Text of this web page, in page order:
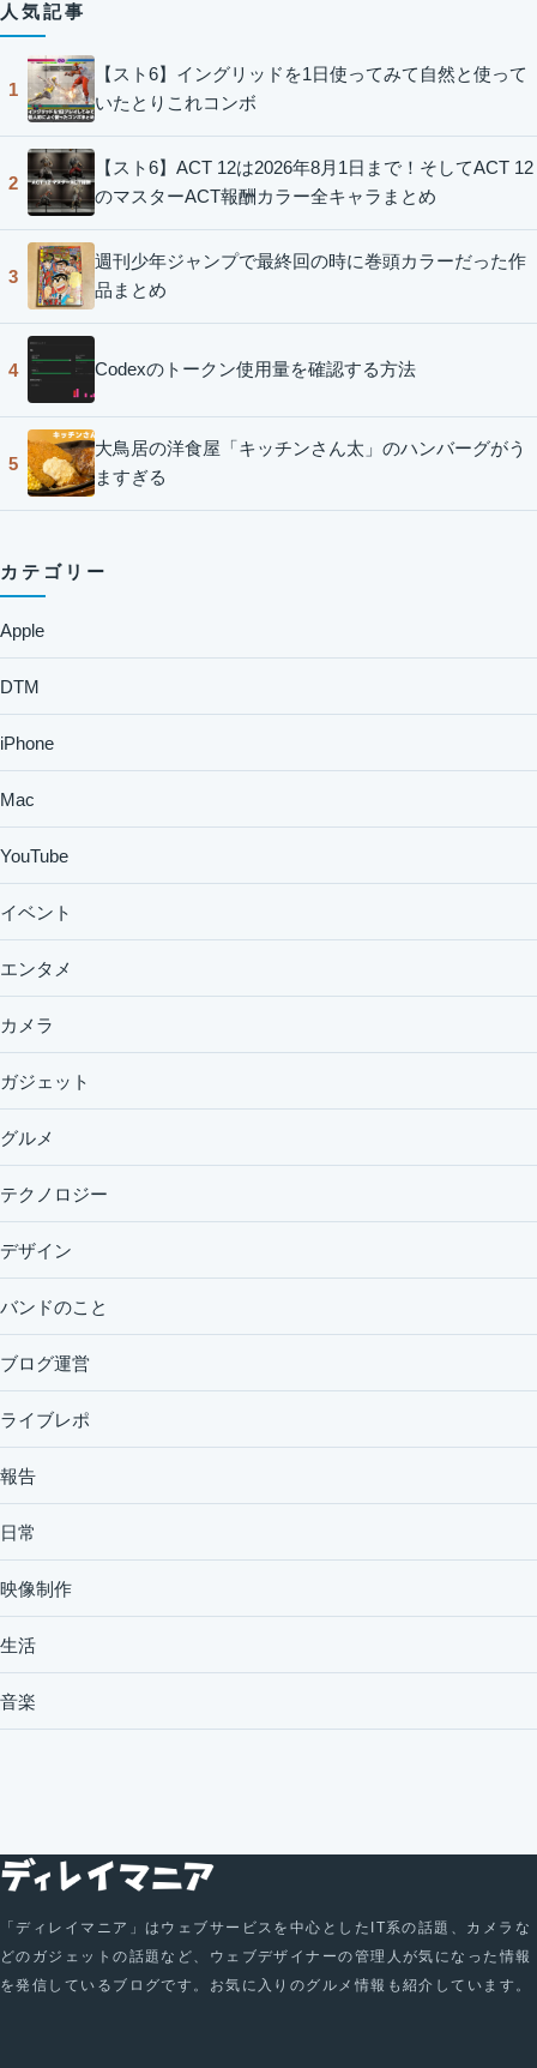
人気記事
1
【スト6】イングリッドを1日使ってみて自然と使って
いたとりこれコンボ
2
【スト6】ACT 12は2026年8月1日まで！そしてACT 12
のマスターACT報酬カラー全キャラまとめ
3
週刊少年ジャンプで最終回の時に巻頭カラーだった作
品まとめ
4 Codexのトークン使用量を確認する方法
5
大鳥居の洋食屋「キッチンさん太」のハンバーグがう
ますぎる
カテゴリー
Apple
DTM
iPhone
Mac
YouTube
イベント
エンタメ
カメラ
ガジェット
グルメ
テクノロジー
デザイン
バンドのこと
ブログ運営
ライブレポ
報告
日常
映像制作
生活
音楽
「ディレイマニア」はウェブサービスを中心としたIT系の話題、カメラな
どのガジェットの話題など、ウェブデザイナーの管理人が気になった情報
を発信しているブログです。お気に入りのグルメ情報も紹介しています。